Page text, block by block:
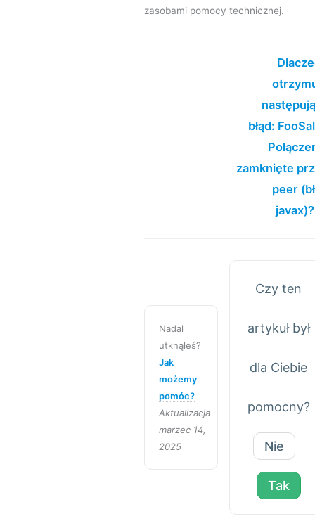
zasobami pomocy technicznej.
błąd:
zamknięte
peer
Nadal
utknąłeś?
Jak
możemy
pomóc?
Aktualizacja
marzec 14,
2025
Czy ten
artykuł był
dla Ciebie
pomocny?
Nie
Tak